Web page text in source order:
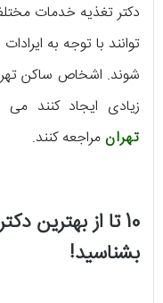
دکتر تغذیه خدمات
توانند با توجه به
شوند. اشخاص ساکن
زیادی ایجاد کنند می
تهرانمراجعه کنند.
10 تا از بهترین
بشناسید!